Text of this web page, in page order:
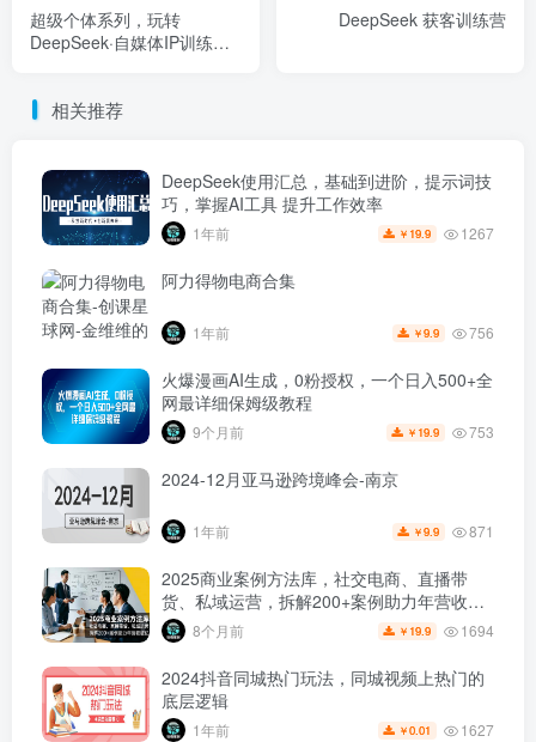
超级个体系列，玩转
DeepSeek·自媒体IP训练
DeepSeek 获客训练营
相关推荐
DeepSeek使用汇总，基础到进阶，提示词技
巧，掌握AI工具 提升工作效率
1年前 ￥ 19.9 1267
阿力得物电商合集
1年前 ￥9.9 756
火爆漫画AI生成，0粉授权，一个日入500+全
网最详细保姆级教程
9个月前 ￥ 19.9 753
2024-12月亚马逊跨境峰会-南京
1年前 ￥9.9 871
2025商业案例方法库，社交电商、直播带
货、私域运营，拆解200+案例助力年营收破
亿波8个月前 ￥ 19.9 1694
2024抖音同城热门玩法，​同城视频上热门的
底层逻辑
1年前 ￥0.01 1627